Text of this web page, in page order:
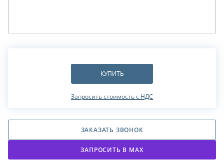
КУПИТЬ
Запросить стоимость с НДС
ЗАКАЗАТЬ ЗВОНОК
ЗАПРОСИТЬ В МАХ